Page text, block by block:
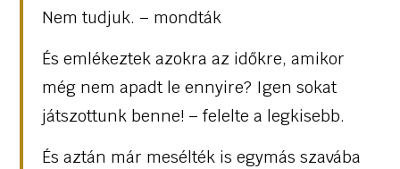
Nem tudjuk. – mondták
És emlékeztek azokra az időkre, amikor
még nem apadt le ennyire? Igen sokat
játszottunk benne! – felelte a legkisebb.
És aztán már mesélték is egymás szavába